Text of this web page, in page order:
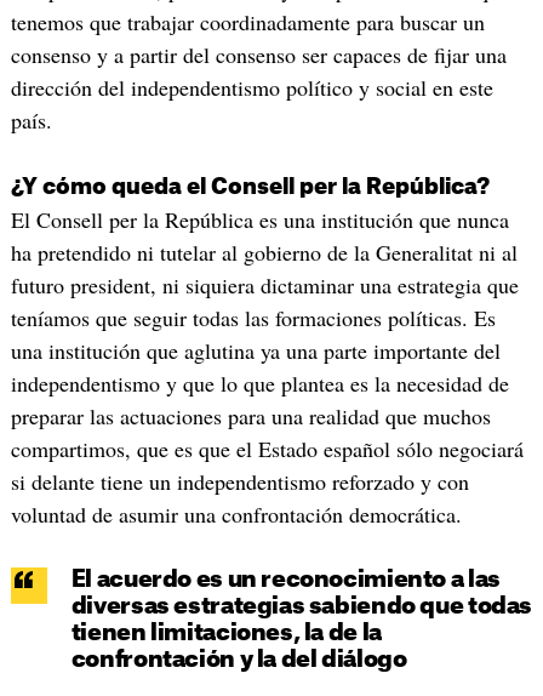
tenemos que trabajar coordinadamente para buscar un
consenso y a partir del consenso ser capaces de fijar una
dirección del independentismo político y social en este
país.
¿Y cómo queda el Consell per la República?
El Consell per la República es una institución que nunca
ha pretendido ni tutelar al gobierno de la Generalitat ni al
futuro president, ni siquiera dictaminar una estrategia que
teníamos que seguir todas las formaciones políticas. Es
una institución que aglutina ya una parte importante del
independentismo y que lo que plantea es la necesidad de
preparar las actuaciones para una realidad que muchos
compartimos, que es que el Estado español sólo negociará
si delante tiene un independentismo reforzado y con
voluntad de asumir una confrontación democrática.
El acuerdo es un reconocimiento a las
diversas estrategias sabiendo que todas
tienen limitaciones, la de la
confrontación y la del diálogo